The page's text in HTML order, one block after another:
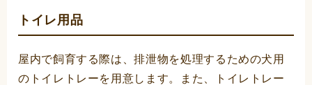
トイレ用品
屋内で飼育する際は、排泄物を処理するための犬用
のトイレトレーを用意します。また、トイレトレー